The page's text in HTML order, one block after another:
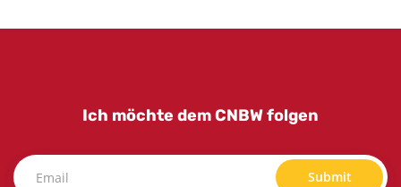
Ich möchte dem CNBW folgen
Submit